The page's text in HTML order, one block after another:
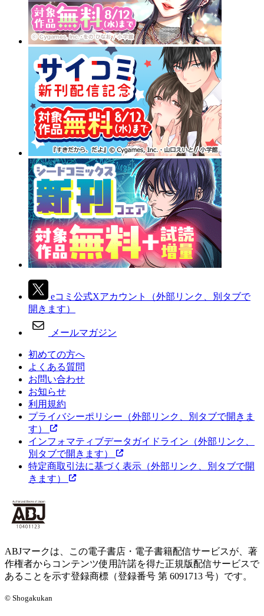
eコミ公式Xアカウント
（外部リンク、別タブで
開きます）
メールマガジン
初めての方へ
よくある質問
お問い合わせ
お知らせ
利用規約
プライバシーポリシー （外部リンク、別タブで開きま
す）
インフォマティブデータガイドライン （外部リンク、
別タブで開きます）
特定商取引法に基づく表示 （外部リンク、別タブで開
きます）
ABJマークは、この電子書店・電子書籍配信サービスが、著
作権者からコンテンツ使用許諾を得た正規版配信サービスで
あることを示す登録商標（登録番号 第 6091713 号）です。
© Shogakukan